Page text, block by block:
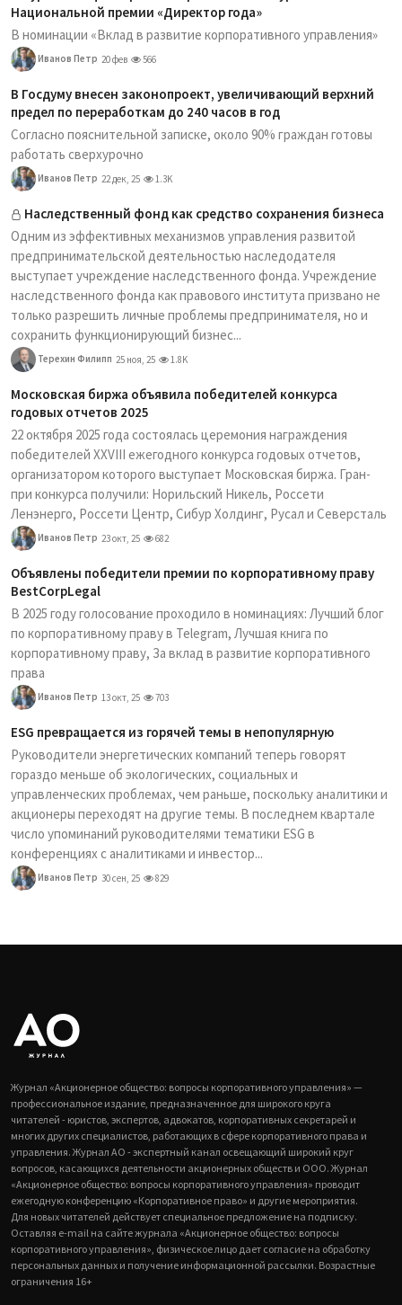
Национальной премии «Директор года»
В номинации «Вклад в развитие корпоративного управления»
Иванов Петр 20 фев 566
В Госдуму внесен законопроект, увеличивающий верхний
предел по переработкам до 240 часов в год
Согласно пояснительной записке, около 90% граждан готовы
работать сверхурочно
Иванов Петр 22 дек, 25 1.3K
Наследственный фонд как средство сохранения бизнеса
Одним из эффективных механизмов управления развитой
предпринимательской деятельностью наследодателя
выступает учреждение наследственного фонда. Учреждение
наследственного фонда как правового института призвано не
только разрешить личные проблемы предпринимателя, но и
сохранить функционирующий бизнес...
Терехин Филипп 25 ноя, 25 1.8K
Московская биржа объявила победителей конкурса
годовых отчетов 2025
22 октября 2025 года состоялась церемония награждения
победителей XXVIII ежегодного конкурса годовых отчетов,
организатором которого выступает Московская биржа. Гран-
при конкурса получили: Норильский Никель, Россети
Ленэнерго, Россети Центр, Сибур Холдинг, Русал и Северсталь
Иванов Петр 23 окт, 25 682
Объявлены победители премии по корпоративному праву
BestCorpLegal
В 2025 году голосование проходило в номинациях: Лучший блог
по корпоративному праву в Telegram, Лучшая книга по
корпоративному праву, За вклад в развитие корпоративного
права
Иванов Петр 13 окт, 25 703
ESG превращается из горячей темы в непопулярную
Руководители энергетических компаний теперь говорят
гораздо меньше об экологических, социальных и
управленческих проблемах, чем раньше, поскольку аналитики и
акционеры переходят на другие темы. В последнем квартале
число упоминаний руководителями тематики ESG в
конференциях с аналитиками и инвестор...
Иванов Петр 30 сен, 25 829
Журнал «Акционерное общество: вопросы корпоративного управления» —
профессиональное издание, предназначенное для широкого круга
читателей - юристов, экспертов, адвокатов, корпоративных секретарей и
многих других специалистов, работающих в сфере корпоративного права и
управления. Журнал АО - экспертный канал освещающий широкий круг
вопросов, касающихся деятельности акционерных обществ и ООО. Журнал
«Акционерное общество: вопросы корпоративного управления» проводит
ежегодную конференцию «Корпоративное право» и другие мероприятия.
Для новых читателей действует специальное предложение на подписку.
Оставляя e-mail на сайте журнала «Акционерное общество: вопросы
корпоративного управления», физическое лицо дает согласие на обработку
персональных данных и получение информационной рассылки. Возрастные
ограничения 16+